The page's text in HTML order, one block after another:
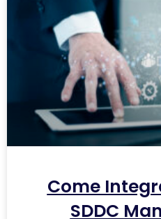
Come
SDDC